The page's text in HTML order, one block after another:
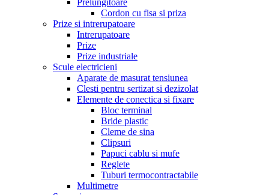
Prelungitoare
Cordon cu fisa si priza
Prize si intrerupatoare
Intrerupatoare
Prize
Prize industriale
Scule electricieni
Aparate de masurat tensiunea
Clesti pentru sertizat si dezizolat
Elemente de conectica si fixare
Bloc terminal
Bride plastic
Cleme de sina
Clipsuri
Papuci cablu si mufe
Reglete
Tuburi termocontractabile
Multimetre